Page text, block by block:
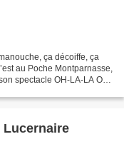
ça décoiffe, ça
au Poche Montparnasse,
spectacle OH-LA-LA OUI
Lucernaire